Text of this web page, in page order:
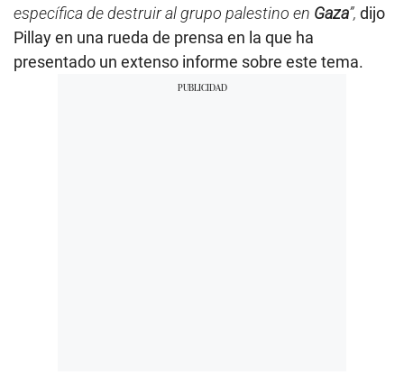
específica de destruir al grupo palestino en Gaza”, dijo
Pillay en una rueda de prensa en la que ha
presentado un extenso informe sobre este tema.